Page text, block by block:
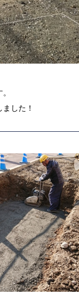
した！